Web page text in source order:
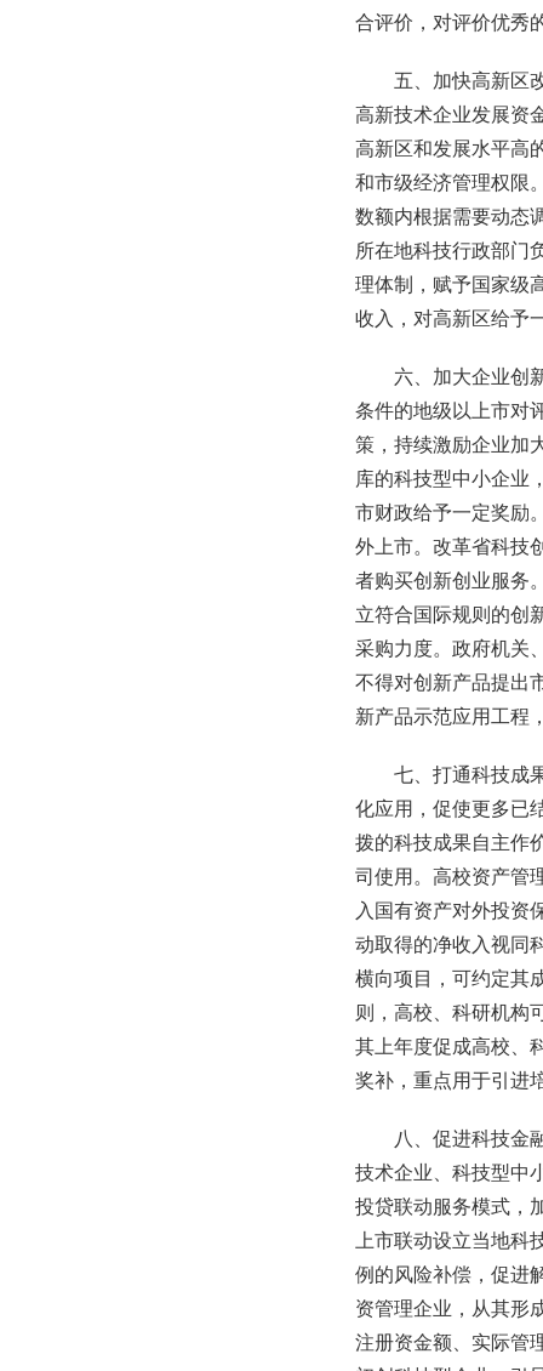
合评价，对评价优秀
五、加快高新区
高新技术企业发展资
高新区和发展水平高
和市级经济管理权限
数额内根据需要动态
所在地科技行政部门
理体制，赋予国家级
收入，对高新区给予
六、加大企业创
条件的地级以上市对
策，持续激励企业加
库的科技型中小企业
市财政给予一定奖励
外上市。改革省科技
者购买创新创业服务
立符合国际规则的创
采购力度。政府机关
不得对创新产品提出
新产品示范应用工程
七、打通科技成
化应用，促使更多已
拨的科技成果自主作
司使用。高校资产管
入国有资产对外投资
动取得的净收入视同
横向项目，可约定其
则，高校、科研机构
其上年度促成高校、
奖补，重点用于引进
八、促进科技金
技术企业、科技型中
投贷联动服务模式，
上市联动设立当地
例的风险补偿，促进
资管理企业，从其形
注册资金额、实际管